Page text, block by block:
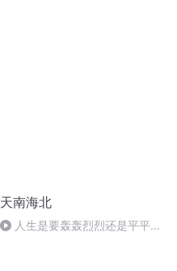
天南海北
人生是要轰轰烈烈还是平平淡